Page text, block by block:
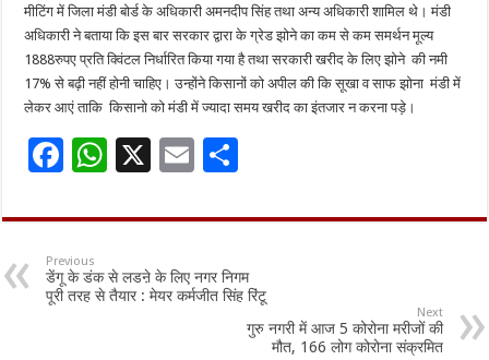
मीटिंग में जिला मंडी बोर्ड के अधिकारी अमनदीप सिंह तथा अन्य अधिकारी शामिल थे। मंडी
अधिकारी ने बताया कि इस बार सरकार द्वारा के ग्रेड झोने का कम से कम समर्थन मूल्य
1888रुपए प्रति क्विंटल निर्धारित किया गया है तथा सरकारी खरीद के लिए झोने की नमी
17% से बढ़ी नहीं होनी चाहिए। उन्होंने किसानों को अपील की कि सूखा व साफ झोना मंडी में
लेकर आएं ताकि किसानो को मंडी में ज्यादा समय खरीद का इंतजार न करना पड़े।
F
e
b
o
W
at
sA
p
X
E
ai ar
Previous
डेंगू के डंक से लडऩे के लिए नगर निगम
पूरी तरह से तैयार : मेयर कर्मजीत सिंह रिंटू
Next
गुरु नगरी में आज 5 कोरोना मरीजों की
मौत, 166 लोग कोरोना संक्रमित